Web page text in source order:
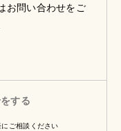
お問い合わせをご
する
ご相談ください